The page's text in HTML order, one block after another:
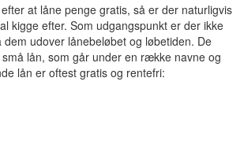
at låne penge gratis, så er der naturligvis
kigge efter. Som udgangspunkt er der ikke
udover lånebeløbet og løbetiden. De
lån, som går under en række navne og
lån er oftest gratis og rentefri: